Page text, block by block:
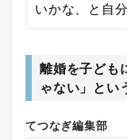
いかな、と自
離婚を子ども
ゃない」とい
てつなぎ編集部